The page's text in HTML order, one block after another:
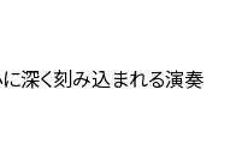
深く刻み込まれる演奏